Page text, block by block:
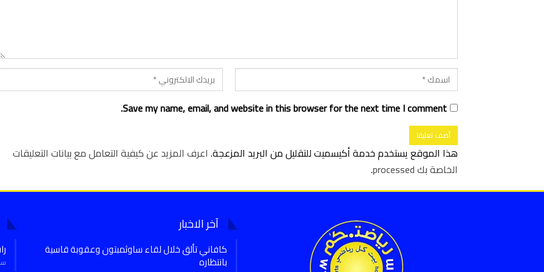
Save my name, email, and website in this browser for the next time I comment.
هذا الموقع يستخدم خدمة أكيسميت للتقليل من البريد المزعجة. اعرف المزيد عن كيفية التعامل مع بيانات التعليقات
الخاصة بك processed
.
آخر الاخبار
كافاني تألق خلال لقاء ساوثمبتون وعقوبة قاسية
بانتظاره